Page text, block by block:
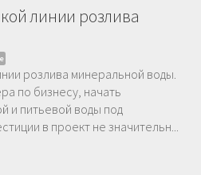
линии розлива
розлива минеральной воды.
по бизнесу, начать
и питьевой воды под
в проект не значительн...